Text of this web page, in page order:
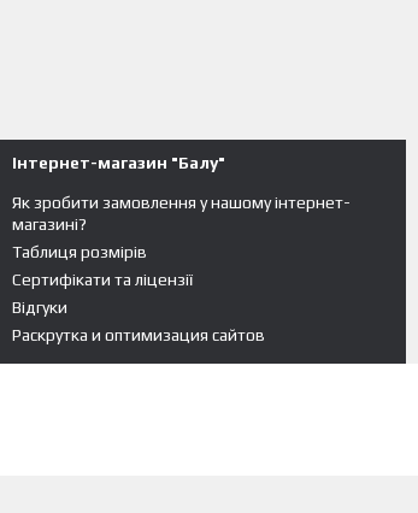
Інтернет-магазин "Балу"
Як зробити замовлення у нашому інтернет-
магазині?
Таблиця розмірів
Сертифікати та ліцензії
Відгуки
Раскрутка и оптимизация сайтов